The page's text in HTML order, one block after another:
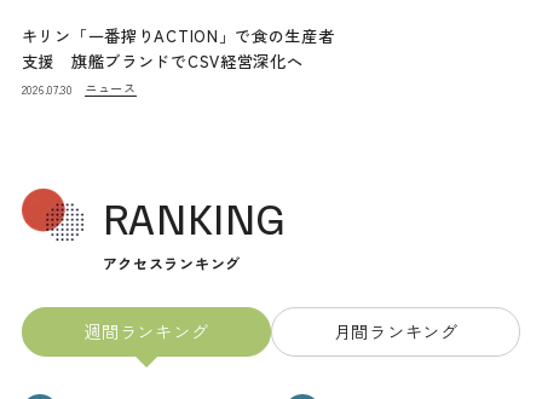
キリン「一番搾りACTION」で食の生産者
支援 旗艦ブランドでCSV経営深化へ
2026.07.30 ニュース
RANKING
アクセスランキング
週間ランキング 月間ランキング